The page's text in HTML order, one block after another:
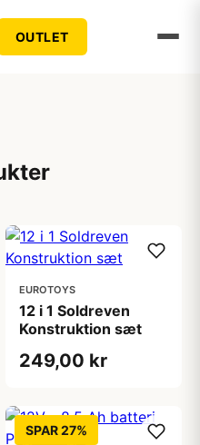
OUTLET
EUROTOYS
12 i 1 Soldreven
Konstruktion sæt
249,00 kr
SPAR 27%